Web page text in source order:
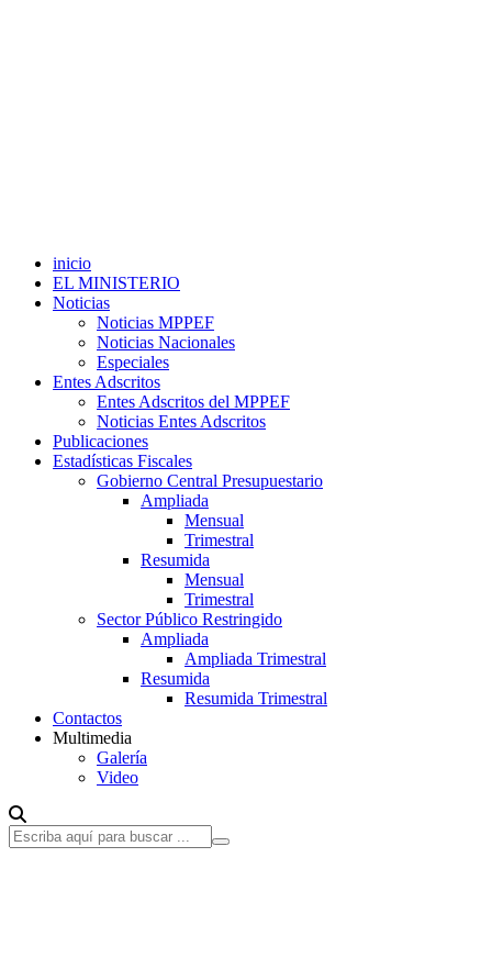
inicio
EL MINISTERIO
Noticias
Noticias MPPEF
Noticias Nacionales
Especiales
Entes Adscritos
Entes Adscritos del MPPEF
Noticias Entes Adscritos
Publicaciones
Estadísticas Fiscales
Gobierno Central Presupuestario
Ampliada
Mensual
Trimestral
Resumida
Mensual
Trimestral
Sector Público Restringido
Ampliada
Ampliada Trimestral
Resumida
Resumida Trimestral
Contactos
Multimedia
Galería
Video